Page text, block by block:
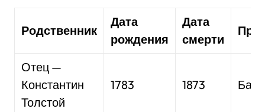
Родственник
Дата
рождения
Дата
смерти
Отец —
Константин
Толстой
1783 1873